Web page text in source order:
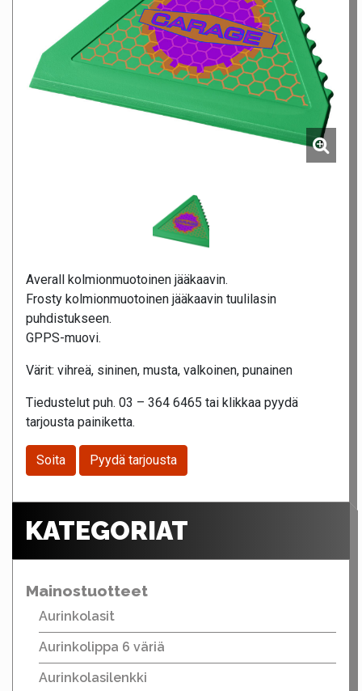
Averall kolmionmuotoinen jääkaavin.
Frosty kolmionmuotoinen jääkaavin tuulilasin
puhdistukseen.
GPPS-muovi.
Värit: vihreä, sininen, musta, valkoinen, punainen
Tiedustelut puh. 03 – 364 6465 tai klikkaa pyydä
tarjousta painiketta.
Soita Pyydä tarjousta
KATEGORIAT
Mainostuotteet
Aurinkolasit
Aurinkolippa 6 väriä
Aurinkolasilenkki